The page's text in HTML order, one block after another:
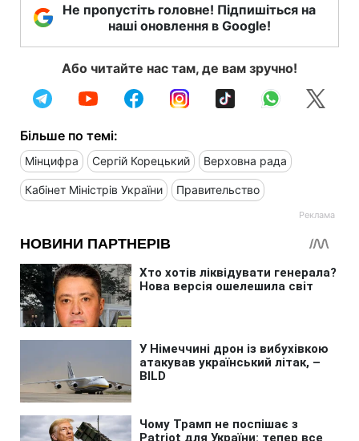
Не пропустіть головне! Підпишіться на
наші оновлення в Google!
Або читайте нас там, де вам зручно!
Більше по темі:
Мінцифра Сергій Корецький Верховна рада
Кабінет Міністрів України Правительство